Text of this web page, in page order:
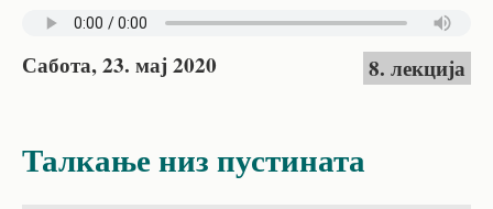
Сабота, 23. мај 2020 8. лекција
Талкање низ пустината